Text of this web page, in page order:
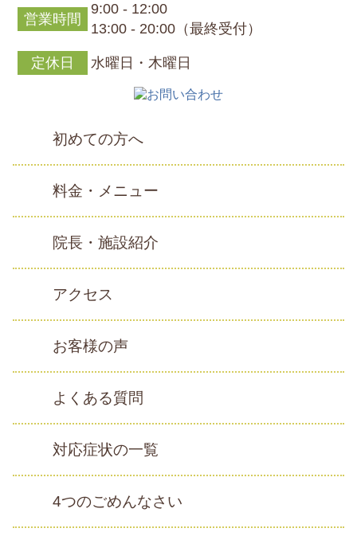
営業時間
9:00 - 12:00
13:00 - 20:00（最終受付）
定休日 水曜日・木曜日
初めての方へ
料金・メニュー
院長・施設紹介
アクセス
お客様の声
よくある質問
対応症状の一覧
4つのごめんなさい